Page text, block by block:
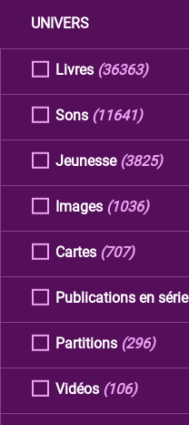
UNIVERS
Livres (36363)
Sons (11641)
Jeunesse (3825)
Images (1036)
Cartes (707)
Publications en série
Partitions (296)
Vidéos (106)